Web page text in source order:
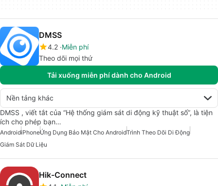
DMSS
4.2 Miễn phí
Theo dõi mọi thứ
Tải xuống miễn phí dành cho Android
Nền tảng khác
DMSS , viết tắt của “Hệ thống giám sát di động kỹ thuật số”, là tiện
ích cho phép bạn…
AndroidiPhoneỨng Dụng Bảo Mật Cho AndroidTrình Theo Dõi Di Động
Giám Sát Dữ Liệu
Hik-Connect